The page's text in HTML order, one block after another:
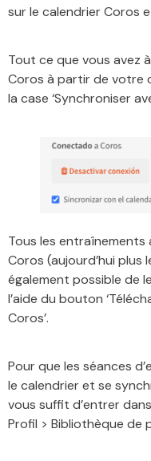
sur le calendrier Coros
Tout ce que vous avez
Coros à partir de votre
la case ‘Synchroniser
Tous les
Coros (aujourd’hui plus
également possible de
l’aide du bouton
Coros’.
Pour que les séances
le calendrier et se
vous suffit d’entrer
Profil > Bibliothèque de